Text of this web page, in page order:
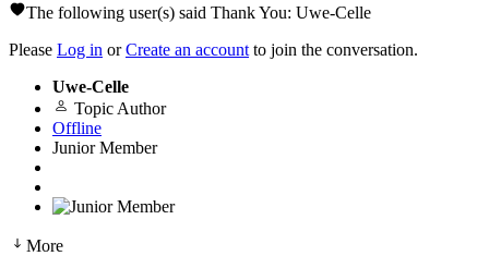
The following user(s) said Thank You: Uwe-Celle
Please Log in orCreate an account to join the conversation.
Uwe-Celle
Topic Author
Offline
Junior Member
More